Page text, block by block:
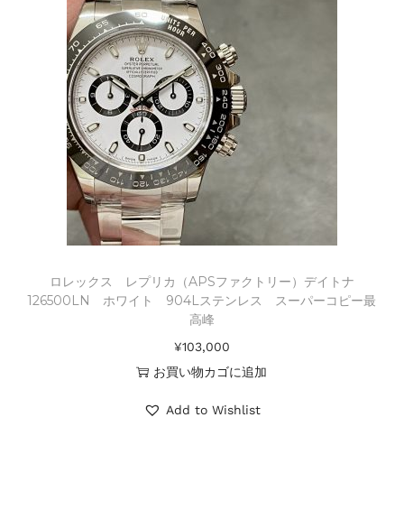
ロレックス レプリカ（APSファクトリー）デイトナ
126500LN ホワイト 904Lステンレス スーパーコピー最
高峰
¥103,000
お買い物カゴに追加
Add to Wishlist